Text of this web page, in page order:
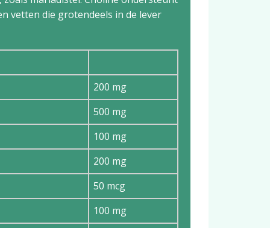
vetten die grotendeels in de lever
200 mg
500 mg
100 mg
200 mg
50 mcg
100 mg